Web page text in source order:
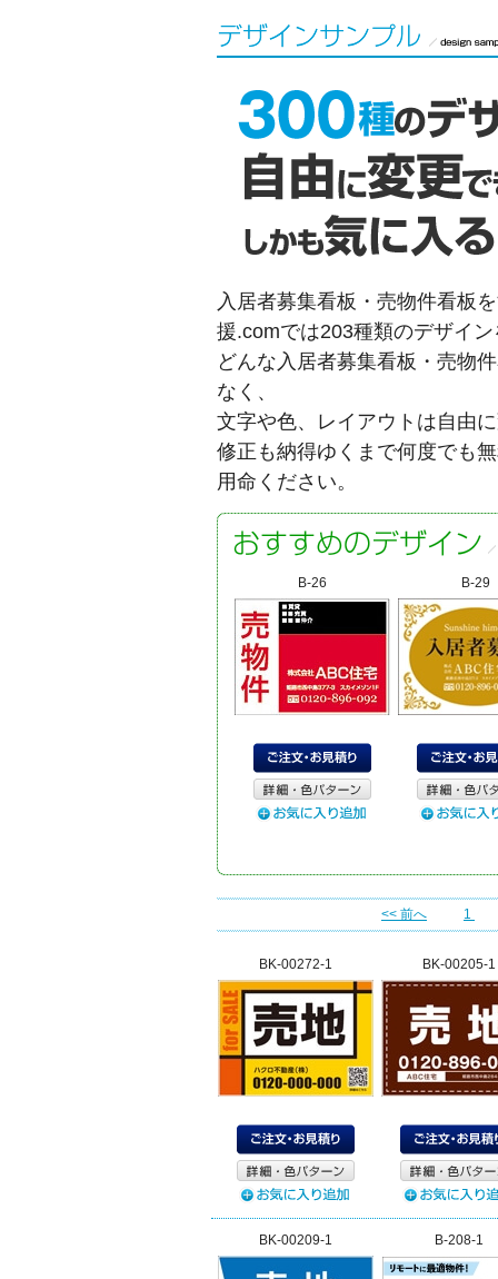
入居者募集看板・売物件看板
援.comでは203種類のデザイ
どんな入居者募集看板・売物
なく、
文字や色、レイアウトは自由
修正も納得ゆくまで何度でも
用命ください。
B-26 B-29
<< 前へ 1
BK-00272-1 BK-00205-1
BK-00209-1 B-208-1